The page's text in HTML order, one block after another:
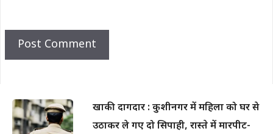
खाकी दागदार : कुशीनगर में महिला को घर से
उठाकर ले गए दो सिपाही, रास्ते में मारपीट-